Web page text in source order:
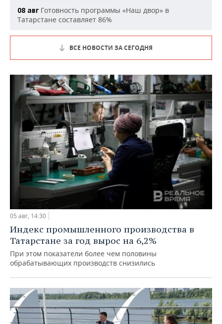
08 авг Готовность программы «Наш двор» в
Татарстане составляет 86%
ВСЕ НОВОСТИ ЗА СЕГОДНЯ
05 авг, 14:30
Индекс промышленного производства в
Татарстане за год вырос на 6,2%
При этом показатели более чем половины
обрабатывающих производств снизились